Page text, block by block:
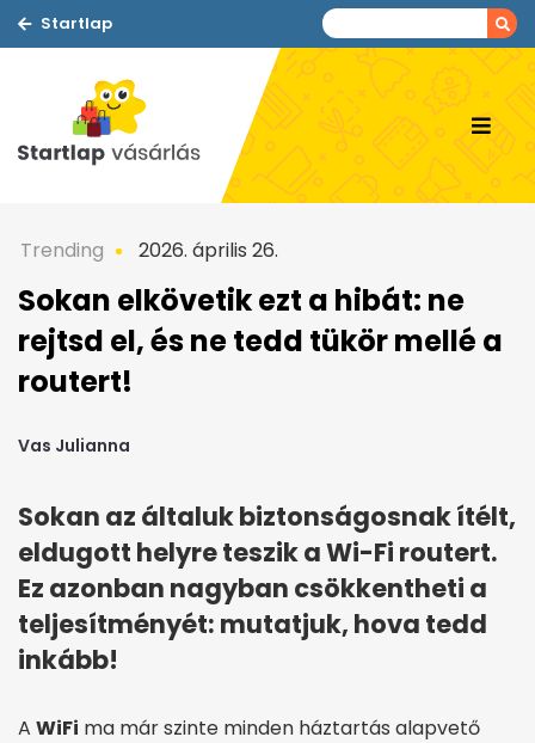
Startlap
Trending 2026. április 26.
Sokan elkövetik ezt a hibát: ne
rejtsd el, és ne tedd tükör mellé a
routert!
Vas Julianna
Sokan az általuk biztonságosnak ítélt,
eldugott helyre teszik a Wi-Fi routert.
Ez azonban nagyban csökkentheti a
teljesítményét: mutatjuk, hova tedd
inkább!
A WiFi ma már szinte minden háztartás alapvető